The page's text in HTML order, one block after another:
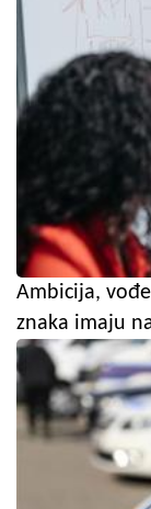
Ambicija,
znaka imaju